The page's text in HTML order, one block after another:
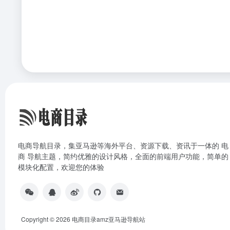
电商导航目录，集亚马逊等海外平台、资源下载、资讯于一体的 电
商 导航主题，简约优雅的设计风格，全面的前端用户功能，简单的
模块化配置，欢迎您的体验
Copyright © 2026 电商目录amz亚马逊导航站